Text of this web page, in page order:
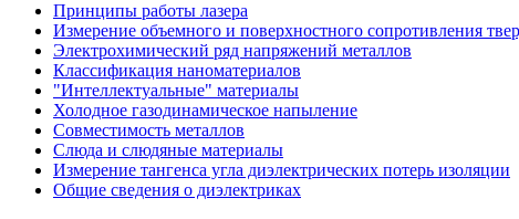
Принципы работы лазера
Измерение объемного и поверхностного сопротивления
Электрохимический ряд напряжений металлов
Классификация наноматериалов
"Интеллектуальные" материалы
Холодное газодинамическое напыление
Совместимость металлов
Слюда и слюдяные материалы
Измерение тангенса угла диэлектрических потерь изоляции
Общие сведения о диэлектриках